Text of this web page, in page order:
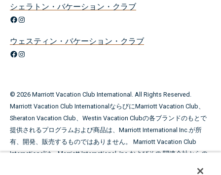
シェラトン・バケーション・クラブ
Facebook
Instagram
ウェスティン・バケーション・クラブ
Facebook
Instagram
© 2026 Marriott Vacation Club International. All Rights Reserved.
Marriott Vacation Club InternationalならびにMarriott Vacation Club、
Sheraton Vacation Club、Westin Vacation Clubの各ブランドのもとで
提供されるプログラムおよび商品は、Marriott International Inc.が所
有、開発、販売するものではありません。 Marriott Vacation Club
Internationalは、Marriott International, Inc.およびその 関連会社からの